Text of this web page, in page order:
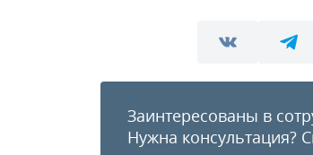
Заинтересованы в
Нужна консультация?